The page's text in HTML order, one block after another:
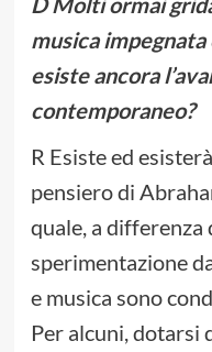
musica
esiste ancora
contemporaneo?
R Esiste ed
pensiero di
quale, a differenza
sperimentazione
e musica sono
Per alcuni, dotarsi